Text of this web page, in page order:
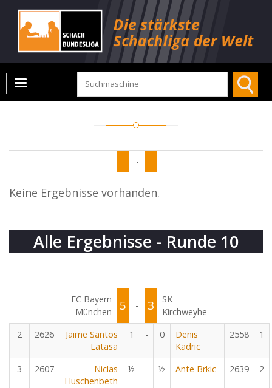
-
Keine Ergebnisse vorhanden.
Alle Ergebnisse - Runde 10
FC Bayern
München
5 - 3
SK
Kirchweyhe
2
2626
Jaime Santos
Latasa
1 - 0
Denis
Kadric
2558 1
3 2607
Niclas
Huschenbeth
½ - ½ Ante Brkic 2639 2